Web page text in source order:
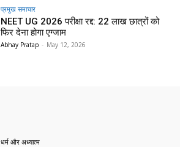
प्रमुख समाचार‎
NEET UG 2026 परीक्षा रद्द: 22 लाख छात्रों को
फिर देना होगा एग्जाम
Abhay Pratap - May 12, 2026
धर्म और अध्यात्म